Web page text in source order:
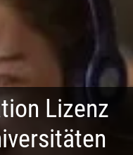
Lizenz